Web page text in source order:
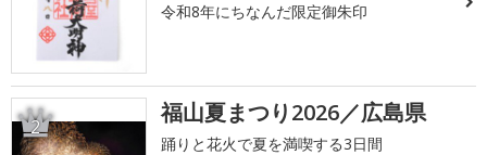
令和8年にちなんだ限定御朱印
2 福山夏まつり2026／広島県
踊りと花火で夏を満喫する3日間